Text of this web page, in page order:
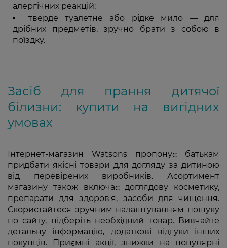
алергічних реакцій;
тверде туалетне або рідке мило — для
дрібних предметів, зручно брати з собою в
поїздку.
Засіб для прання дитячої
білизни: купити на вигідних
умовах
Інтернет-магазин Watsons пропонує батькам
придбати якісні товари для догляду за дитиною
від перевірених виробників. Асортимент
магазину також включає доглядову косметику,
препарати для здоров'я, засоби для чищення.
Скористайтеся зручним налаштуванням пошуку
по сайту, підберіть необхідний товар. Вивчайте
детальну інформацію, додаткові відгуки інших
покупців. Приємні акції, знижки на популярні